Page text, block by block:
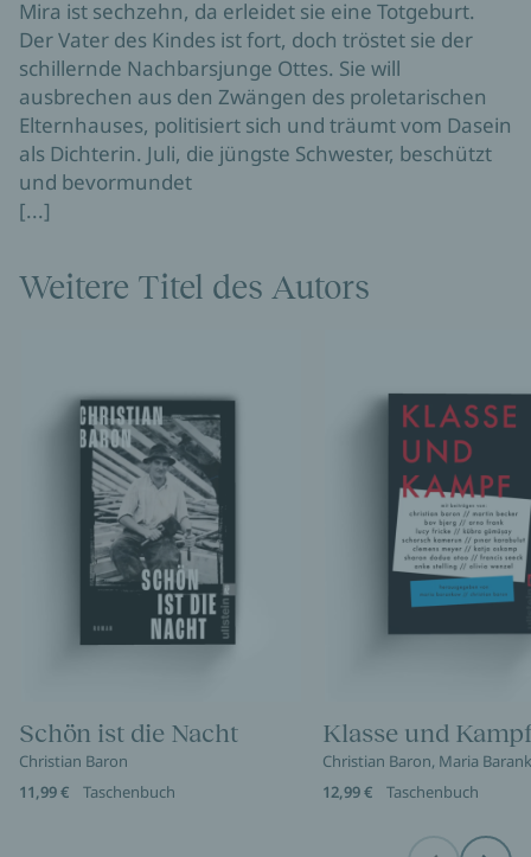
Mira ist sechzehn, da erleidet sie eine Totgeburt.
Der Vater des Kindes ist fort, doch tröstet sie der
schillernde Nachbarsjunge Ottes. Sie will
ausbrechen aus den Zwängen des proletarischen
Elternhauses, politisiert sich und träumt vom Dasein
als Dichterin. Juli, die jüngste Schwester, beschützt
und bevormundet
[...]
Weitere Titel des Autors
Schön ist die Nacht
Christian Baron
11,99 €
Taschenbuch
Klasse und
Christian Baron, Maria
12,99 €
Taschenbuch